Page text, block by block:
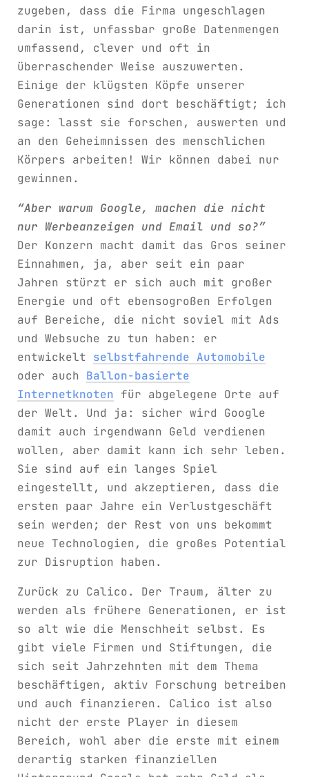
zugeben, dass die Firma ungeschlagen
darin ist, unfassbar große Datenmengen
umfassend, clever und oft in
überraschender Weise auszuwerten.
Einige der klügsten Köpfe unserer
Generationen sind dort beschäftigt; ich
sage: lasst sie forschen, auswerten und
an den Geheimnissen des menschlichen
Körpers arbeiten! Wir können dabei nur
gewinnen.
“Aber warum Google, machen die nicht
nur Werbeanzeigen und Email und so?”
Der Konzern macht damit das Gros seiner
Einnahmen, ja, aber seit ein paar
Jahren stürzt er sich auch mit großer
Energie und oft ebensogroßen Erfolgen
auf Bereiche, die nicht soviel mit Ads
und Websuche zu tun haben: er
entwickelt selbstfahrende Automobile
oder auch Ballon-basierte
Internetknoten für abgelegene Orte auf
der Welt. Und ja: sicher wird Google
damit auch irgendwann Geld verdienen
wollen, aber damit kann ich sehr leben.
Sie sind auf ein langes Spiel
eingestellt, und akzeptieren, dass die
ersten paar Jahre ein Verlustgeschäft
sein werden; der Rest von uns bekommt
neue Technologien, die großes Potential
zur Disruption haben.
Zurück zu Calico. Der Traum, älter zu
werden als frühere Generationen, er ist
so alt wie die Menschheit selbst. Es
gibt viele Firmen und Stiftungen, die
sich seit Jahrzehnten mit dem Thema
beschäftigen, aktiv Forschung betreiben
und auch finanzieren. Calico ist also
nicht der erste Player in diesem
Bereich, wohl aber die erste mit einem
derartig starken finanziellen